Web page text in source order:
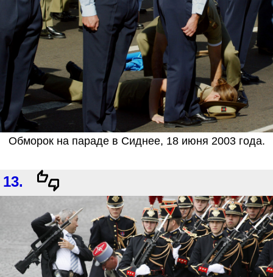
Обморок на параде в Сиднее, 18 июня 2003 года.
13.